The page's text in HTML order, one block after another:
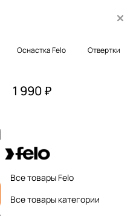
Оснастка Felo Отвертки
1 990 ₽
Все товары Felo
Все товары категории